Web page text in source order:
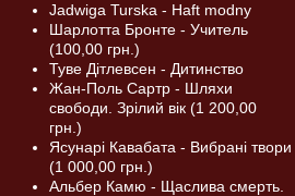
Jadwiga Turska - Haft modny
Шарлотта Бронте - Учитель
(100,00 грн.)
Туве Дітлевсен - Дитинство
Жан-Поль Сартр - Шляхи
свободи. Зрілий вік (1 200,00
грн.)
Ясунарі Кавабата - Вибрані твори
(1 000,00 грн.)
Альбер Камю - Щаслива смерть.